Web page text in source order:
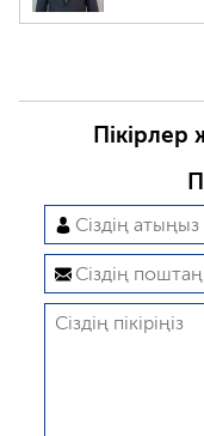
Пікірлер